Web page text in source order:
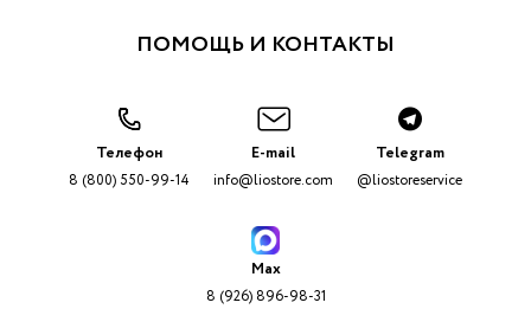
ПОМОЩЬ И КОНТАКТЫ
Телефон
8 (800) 550-99-14
E-mail
info@liostore.com
Telegram
@liostoreservice
Max
8 (926) 896-98-31